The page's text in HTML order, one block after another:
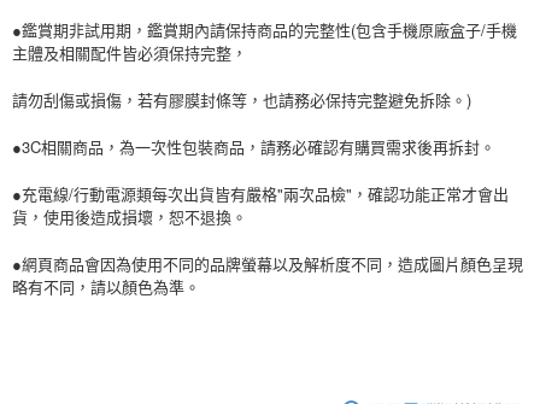
●鑑賞期非試用期，鑑賞期內請保持商品的完整性(包含手機原廠盒子/手機
主體及相關配件皆必須保持完整，
請勿刮傷或損傷，若有膠膜封條等，也請務必保持完整避免拆除。)
●3C相關商品，為一次性包裝商品，請務必確認有購買需求後再拆封。
●充電線/行動電源類每次出貨皆有嚴格"兩次品檢"，確認功能正常才會出
貨，使用後造成損壞，恕不退換。
●網頁商品會因為使用不同的品牌螢幕以及解析度不同，造成圖片顏色呈現
略有不同，請以顏色為準。